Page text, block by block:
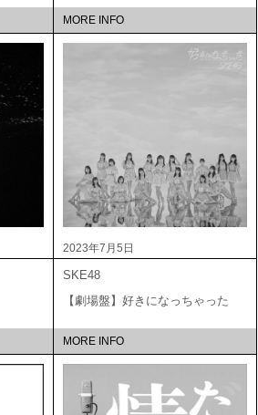
MORE INFO
2023年7月5日
SKE48
【劇場盤】好きになっちゃった
MORE INFO